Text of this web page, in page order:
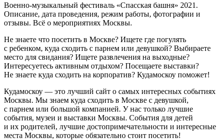
Военно-музыкальный фестиваль «Спасская башня» 2021.
Описание, дата проведения, режим работы, фотографии и
отзывы. Всё о мероприятиях Москвы.
Не знаете что посетить в Москве? Ищете где погулять
с ребенком, куда сходить с парнем или девушкой? Выбираете
место для свидания? Ищете развлечения на выходные?
Интересуетесь активным отдыхом? Посещаете выставки?
Не знаете куда сходить на корпоратив? Кудамоскоу поможет!
Кудамоскоу — это лучший сайт о самых интересных событиях
Москвы. Мы знаем куда сходить в Москве с девушкой,
с парнем или большой компанией. У нас только лучшие
события, музеи и выставки Москвы. События для детей
и их родителей, лучшие достопримечательности и интересные
места Москвы, которые обязательно стоит посетить!